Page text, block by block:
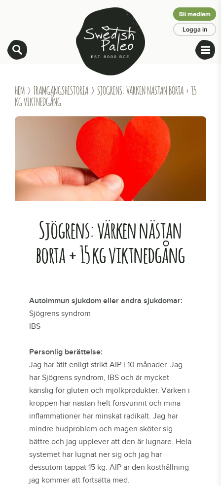
Bli medlem
Logga in
HEM › FRAMGANGSHISTORIA › SJÖGRENS: VÄRKEN NÄSTAN BORTA + 15
KG VIKTNEDGÅNG
Sjögrens: värken nästan
borta + 15 kg viktnedgång
Autoimmun sjukdom eller andra sjukdomar:
Sjögrens syndrom
IBS
Personlig berättelse:
Jag har ätit enligt strikt AIP i 10 månader. Jag
har Sjögrens syndrom, IBS och är mycket
känslig för gluten och mjölkprodukter. Värken i
kroppen har nästan helt försvunnit och mina
inflammationer har minskat radikalt. Jag har
mindre hudproblem och magen sköter sig
bättre och jag upplever att den är lugnare. Hela
systemet har lugnat ner sig och jag har
dessutom tappat 15 kg. AIP är den kosthållning
jag kommer att fortsätta med.​